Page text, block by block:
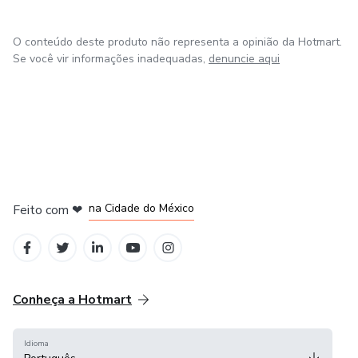
conhecimento que adquiri ao longo dos anos. Vamos juntos
fazer a diferença na educação!
O conteúdo deste produto não representa a opinião da Hotmart.
Se você vir informações inadequadas, denuncie aqui
Feito com ❤ na Cidade do México
Conheça a Hotmart
Idioma